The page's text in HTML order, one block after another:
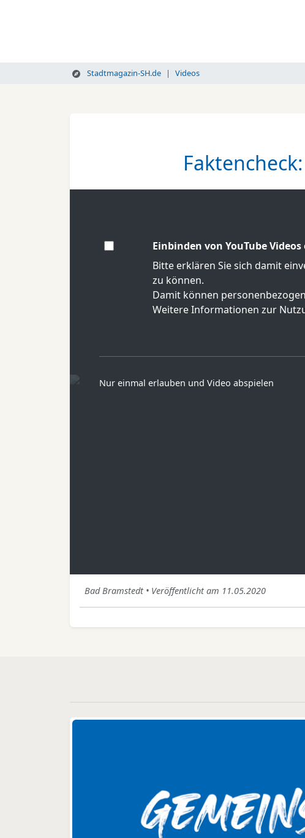
Stadtmagazin-SH.de Videos
Einbinden von YouTube
Bitte erklären Sie sich damit
zu können.
Damit können
Weitere Informationen zur
Nur einmal erlauben und Video abspielen
Bad Bramstedt • Veröffentlicht am 11.05.2020